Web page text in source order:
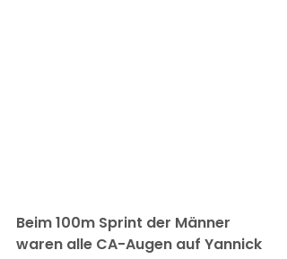
Beim 100m Sprint der Männer
waren alle CA-Augen auf Yannick